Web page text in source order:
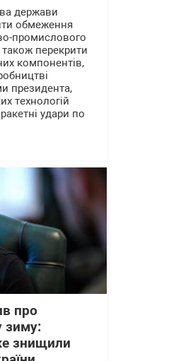
держави
обмеження
промислового
перекрити
компонентів,
президента,
технологій
удари по
про
зиму:
знищили